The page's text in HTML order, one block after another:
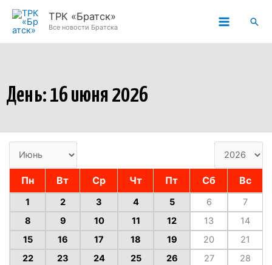
Перейти
ТРК «Братск»
Все новости Братска
День: 16 июня 2026
Пн Вт Ср Чт Пт Сб Вс
1 2 3 4 5 6
7
8
9 10 11 12 13
14
15
16 17 18 19 20
21
22
23 24 25 26 27
28